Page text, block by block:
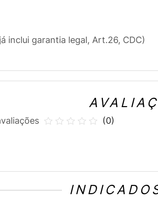
inclui garantia legal, Art.26, CDC)
(0)